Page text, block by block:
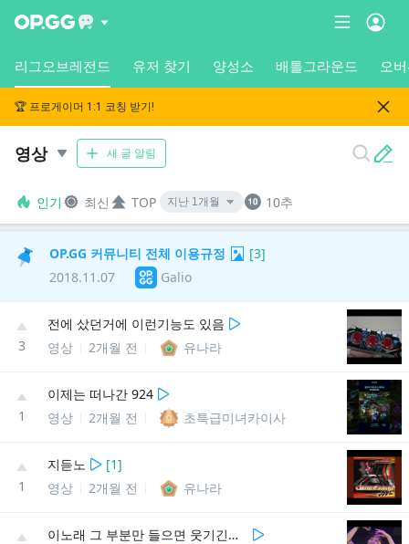
리그오브레전드 유저 찾기 양성소 배틀그라운드 오
🏆 프로게이머 1:1 코칭 받기!
영상 새 글 알림
인기 최신 TOP 10추
OP.GG 커뮤니티 전체 이용규정 [3]
2018.11.07
Galio
3
전에 샀던거에 이런기능도 있음
영상
2개월 전 유나라
1
이제는 떠나간 924
영상
2개월 전 초특급미녀카이사
1
지듣노 [1]
영상
2개월 전 유나라
이노래 그 부분만 들으면 웃기긴한데